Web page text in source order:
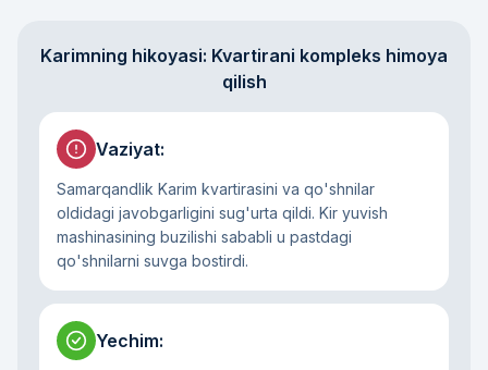
Karimning hikoyasi: Kvartirani kompleks himoya
qilish
Vaziyat:
Samarqandlik Karim kvartirasini va qo'shnilar
oldidagi javobgarligini sug'urta qildi. Kir yuvish
mashinasining buzilishi sababli u pastdagi
qo'shnilarni suvga bostirdi.
Yechim: